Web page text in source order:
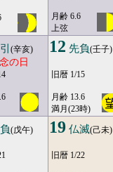
月齢 6.6
上弦
(辛亥)
の日
12 先負(壬子)
旧暦 1/15
月齢 13.6
満月(23時)
(戊午) 19 仏滅(己未)
旧暦 1/22